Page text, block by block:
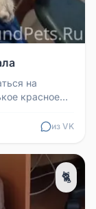
на
красное
из VK
🐈